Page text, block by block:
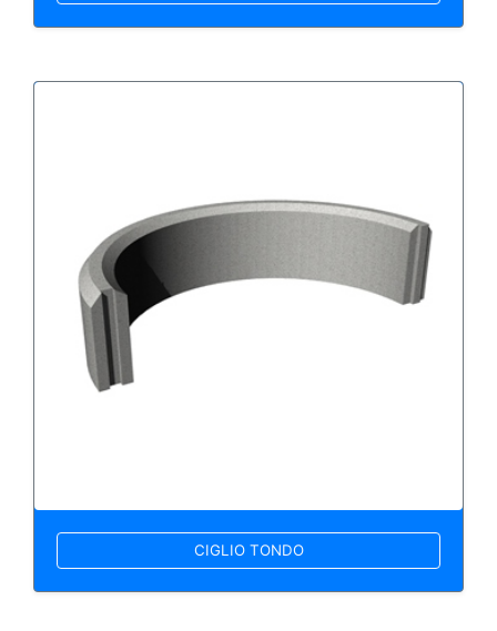
CIGLIO TONDO